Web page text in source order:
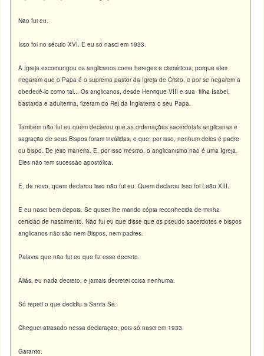
Näo fui eu.
Isso foi no século XVI. E eu só nasci em 1933.
A Igreja excomungou os anglicanos como hereges e cismáticos, porque eles
negaram que o Papa é o supremo pastor da Igreja de Cristo, e por se negarem a
obedecê-lo como tal... Os anglicanos, desde Henrique VIII e sua filha Isabel,
bastarda e adulterina, fizeram do Rei da Inglaterra o seu Papa.
Também não fui eu quem declarou que as ordenações sacerdotais anglicanas e
sagração de seus Bispos foram inválidas, e que, por isso, nenhum deles é padre
ou bispo. De jeito maneira. E, por isso mesmo, o anglicanismo não é uma Igreja.
Eles não tem sucessão apostólica.
E, de novo, quem declarou isso não fui eu. Quem declarou isso foi Leão XIII.
E eu nasci bem depois. Se quiser lhe mando cópia reconhecida de minha
certidão de nascimento. Não fui eu que disse que os pseudo sacerdotes e bispos
anglicanos não são nem Bispos, nem padres.
Palavra que não fui eu que fiz esse decreto.
Aliás, eu nada decreto, e jamais decretei coisa nenhuma.
Só repeti o que decidiu a Santa Sé.
Cheguei atrasado nessa declaração, pois só nasci em 1933.
Garanto.